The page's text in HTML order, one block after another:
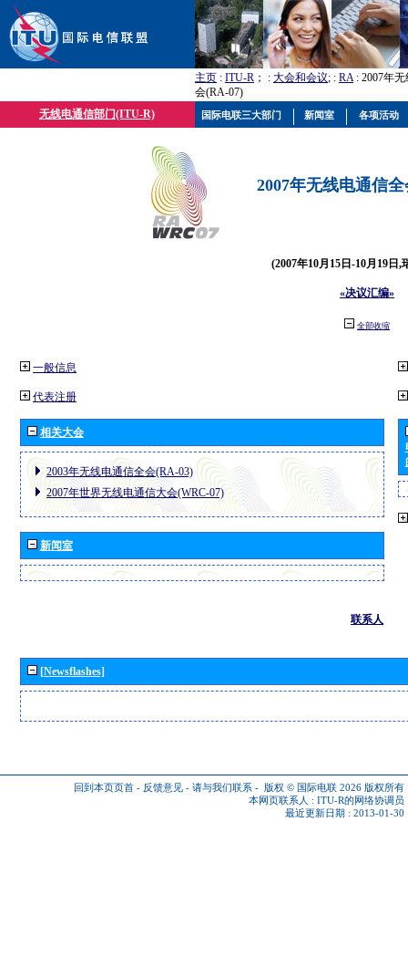
主页 : ITU-R ； : 大会和会议; : RA: 2007年
会(RA-07)
无线电通信部门(ITU-R)
2007年无线电通信
(2007年10月15日-10月19日,
«决议汇编»
全部收缩
一般信息
代表注册
相关大会
2003年无线电通信全会(RA-03)
2007年世界无线电通信大会(WRC-07)
新闻室
联系人
[Newsflashes]
回到本页页首 - 反馈意见 - 请与我们联系 - 版权 © 国际电联 2026 版权所有
本网页联系人 : ITU-R的网络协调员
最近更新日期 : 2013-01-30
国际电联三大部门 新闻室 各项活动